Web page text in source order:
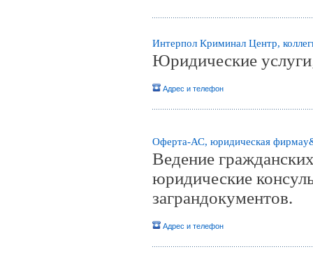
Интерпол Криминал Центр,
Юридические
Адрес и телефон
Оферта-АС, юридическая
Ведение
юридические
заграндокументов.
Адрес и телефон